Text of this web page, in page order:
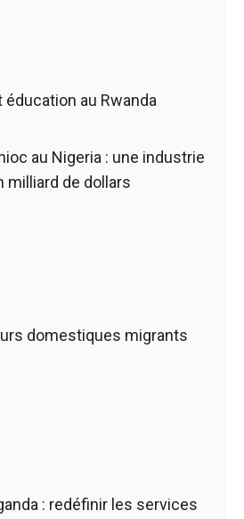
éducation au Rwanda
au Nigeria : une industrie
milliard de dollars
domestiques migrants
: redéfinir les services